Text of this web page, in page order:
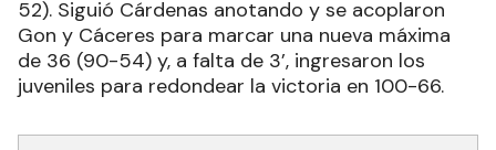
52). Siguió Cárdenas anotando y se acoplaron
Gon y Cáceres para marcar una nueva máxima
de 36 (90-54) y, a falta de 3’, ingresaron los
juveniles para redondear la victoria en 100-66.